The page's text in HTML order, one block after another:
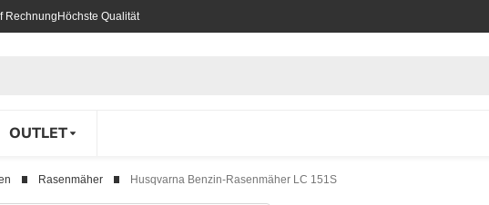
Rechnung Höchste Qualität
OUTLET
Rasenmäher Husqvarna Benzin-Rasenmäher LC 151S